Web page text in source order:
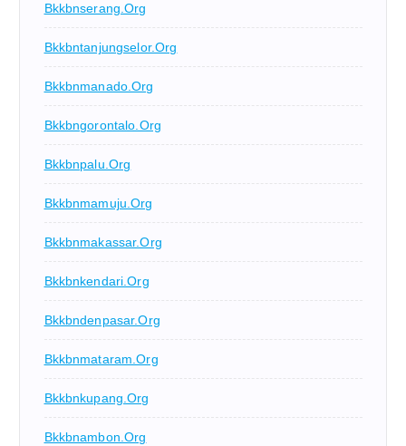
Bkkbnserang.org
Bkkbntanjungselor.org
Bkkbnmanado.org
Bkkbngorontalo.org
Bkkbnpalu.org
Bkkbnmamuju.org
Bkkbnmakassar.org
Bkkbnkendari.org
Bkkbndenpasar.org
Bkkbnmataram.org
Bkkbnkupang.org
Bkkbnambon.org